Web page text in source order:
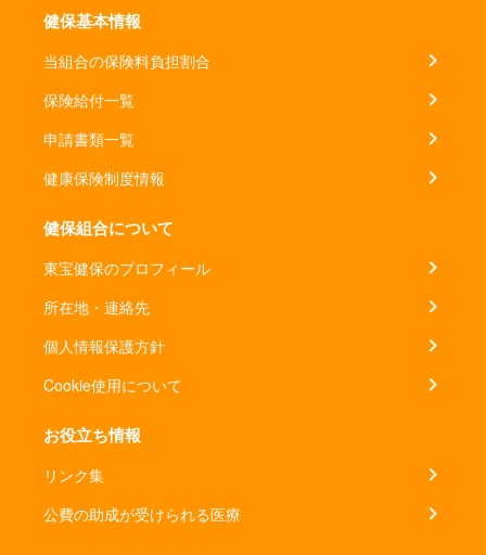
健保基本情報
当組合の保険料負担割合
保険給付一覧
申請書類一覧
健康保険制度情報
健保組合について
東宝健保のプロフィール
所在地・連絡先
個人情報保護方針
Cookie使用について
お役立ち情報
リンク集
公費の助成が受けられる医療